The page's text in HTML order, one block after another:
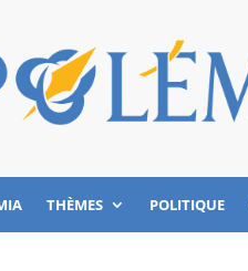
THÈMES POLITIQUE